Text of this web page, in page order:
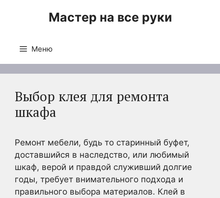
Мастер на все руки
Меню
Выбор клея для ремонта
шкафа
Ремонт мебели, будь то старинный буфет,
доставшийся в наследство, или любимый
шкаф, верой и правдой служивший долгие
годы, требует внимательного подхода и
правильного выбора материалов. Клей в